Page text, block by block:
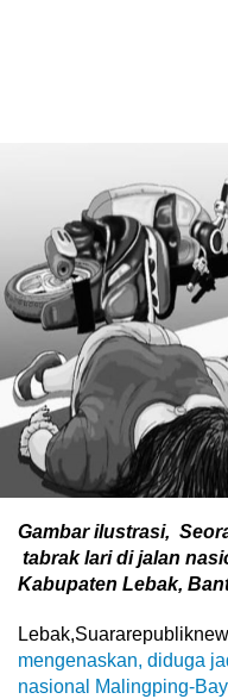
Gambar ilustrasi,
tabrak lari di jalan
Kabupaten Lebak,
mengenaskan, diduga
nasional Malingping-